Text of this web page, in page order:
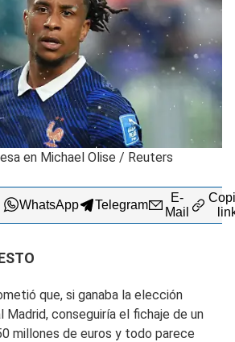
en Michael Olise / Reuters
WhatsApp Telegram
E-
Mail
que, si ganaba la elección
Madrid, conseguiría el fichaje de un
millones de euros y todo parece